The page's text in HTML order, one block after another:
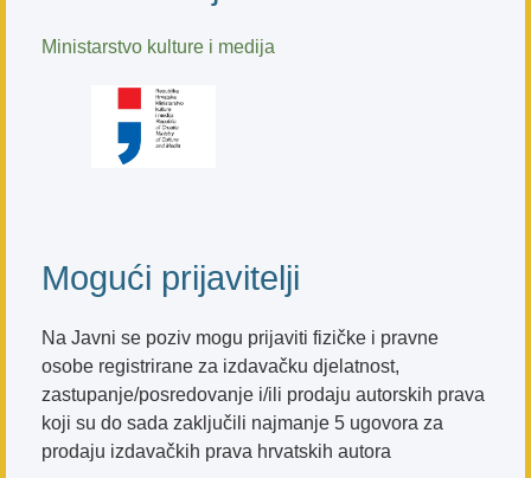
Ministarstvo kulture i medija
Mogući prijavitelji
Na Javni se poziv mogu prijaviti fizičke i pravne
osobe registrirane za izdavačku djelatnost,
zastupanje/posredovanje i/ili prodaju autorskih prava
koji su do sada zaključili najmanje 5 ugovora za
prodaju izdavačkih prava hrvatskih autora